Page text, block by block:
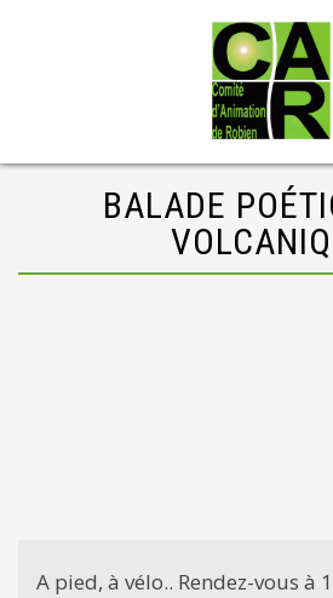
BALADE
A pied, à vélo.. Rendez-vous à